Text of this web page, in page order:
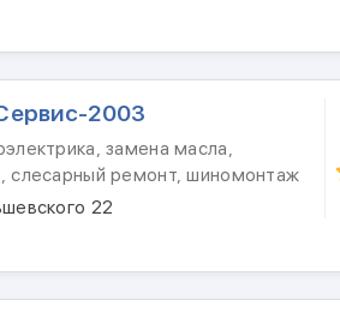
2003
замена масла,
слесарный ремонт, шиномонтаж
22